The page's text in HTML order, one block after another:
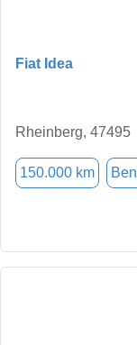
Fiat Idea
Rheinberg, 47495
150.000 km